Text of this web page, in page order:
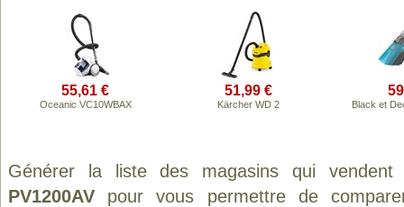
55,61 €
Oceanic VC10WBAX
51,99 €
Kärcher WD 2 Black et
Générer la liste des magasins qui
PV1200AV pour vous permettre de